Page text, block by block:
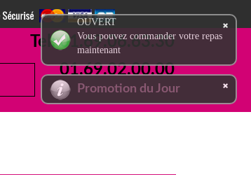
Tel:01.69.06.63.30
01.69.02.00.00
OUVERT
Vous pouvez commander votre repas
maintenant
Promotion du Jour